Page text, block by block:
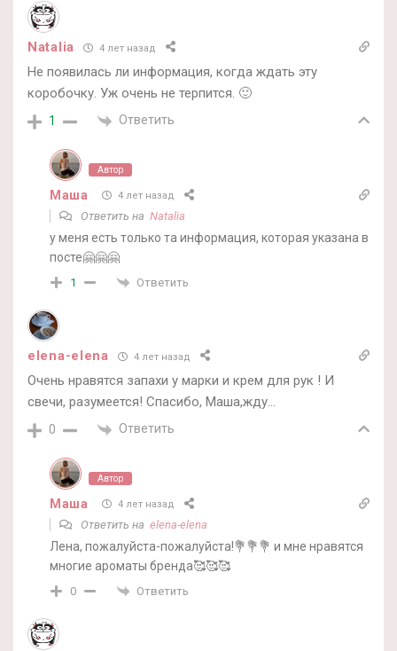
Natalia 4 лет назад
Не появилась ли информация, когда ждать эту
коробочку. Уж очень не терпится. 🙂
1 Ответить
Автор
Маша 4 лет назад
Ответить на Natalia
у меня есть только та информация, которая указана в
посте🤗🤗🤗
1 Ответить
elena-elena 4 лет назад
Очень нравятся запахи у марки и крем для рук ! И
свечи, разумеется! Спасибо, Маша,жду…
0 Ответить
Автор
Маша 4 лет назад
Ответить на elena-elena
Лена, пожалуйста-пожалуйста!💐💐💐 и мне нравятся
многие ароматы бренда🥰🥰🥰
0 Ответить